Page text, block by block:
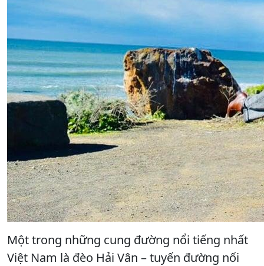
Một trong những cung đường nổi tiếng nhất
Việt Nam là đèo Hải Vân – tuyến đường nối